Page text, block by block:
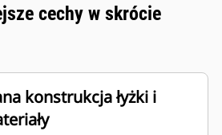
cechy w skrócie
konstrukcja łyżki i